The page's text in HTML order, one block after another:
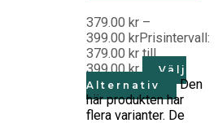
379.00 kr –
399.00 krPrisintervall:
379.00 kr till
399.00 kr
Välj
Alternativ
Den
här produkten har
flera varianter. De